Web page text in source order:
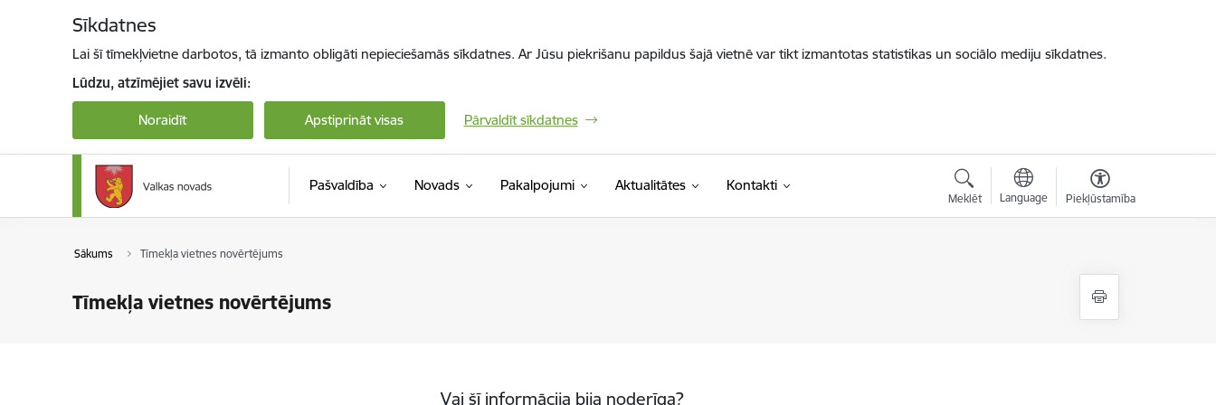
Sīkdatnes
Lai šī tīmekļvietne darbotos, tā izmanto obligāti nepieciešamās sīkdatnes. Ar Jūsu piekrišanu papildus šajā vietnē var tikt izmantotas statistikas un sociālo mediju sīkdatnes.
Lūdzu, atzīmējiet savu izvēli:
Noraidīt Apstiprināt visas Pārvaldīt sīkdatnes
Pašvaldība Novads Pakalpojumi Aktualitātes Kontakti
Meklēt Language Piekļūstamība
Sākums Tīmekļa vietnes novērtējums
Tīmekļa vietnes novērtējums
Vai šī informācija bija noderīga?